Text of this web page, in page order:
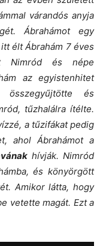
várandós anyja
Ábrahámot egy
élt Ábrahám 7 éves
Nimród és népe
az egyistenhitet
és
tűzhalálra ítélte.
a tűzifákat pedig
ahol Ábrahámot a
hívják. Nimród
és könyörgött
Amikor látta, hogy
vetette magát. Ezt a